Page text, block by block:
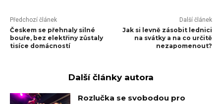
Předchozí článek
Českem se přehnaly silné
bouře, bez elektřiny zůstaly
tisíce domácností
Další článek
Jak si levně zásobit lednici
na svátky a na co určitě
nezapomenout?
Další články autora
Rozlučka se svobodou pro